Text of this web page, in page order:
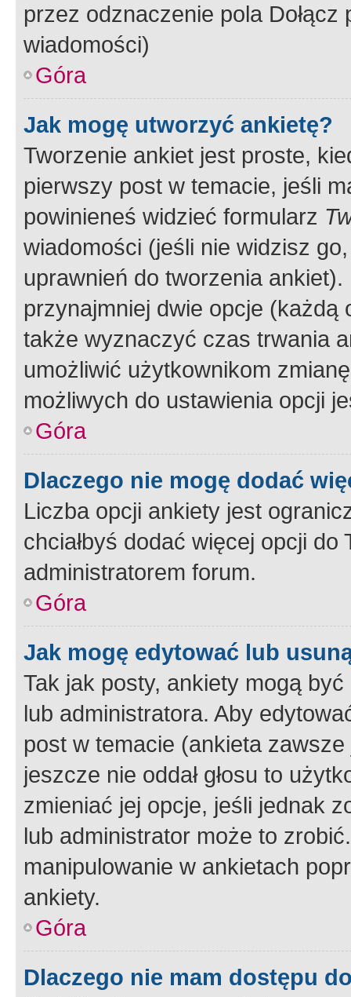
przez odznaczenie pola
wiadomości)
Góra
Jak mogę utworzyć ankietę?
Tworzenie ankiet jest proste,
pierwszy post w temacie, jeśli
powinieneś widzieć formularz
wiadomości (jeśli nie widzisz
uprawnień do tworzenia
przynajmniej dwie opcje
także wyznaczyć czas trwania
umożliwić użytkownikom
możliwych do ustawienia opcji
Góra
Dlaczego nie mogę dodać
Liczba opcji ankiety jest
chciałbyś dodać więcej opcji
administratorem forum.
Góra
Jak mogę edytować lub
Tak jak posty, ankiety mogą
lub administratora. Aby
post w temacie (ankieta
jeszcze nie oddał głosu to
zmieniać jej opcje, jeśli jednak
lub administrator może to
manipulowanie w ankietach
ankiety.
Góra
Dlaczego nie mam dostępu